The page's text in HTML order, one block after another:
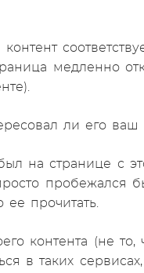
медленно
ли его ваш
на странице с
пробежался
прочитать.
контента (не то,
в таких